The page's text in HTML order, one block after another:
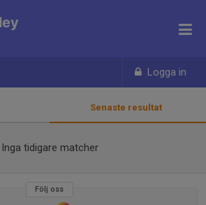
Logga in
Senaste resultat
Inga tidigare matcher
Följ oss